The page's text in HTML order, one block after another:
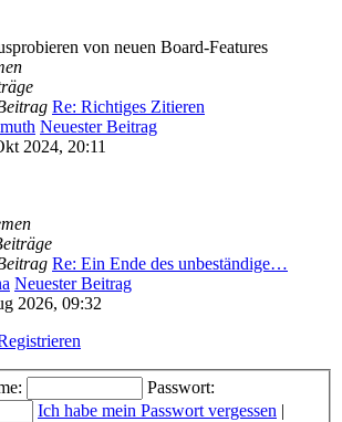
von neuen Board-Features
Re: Richtiges Zitieren
Neuester Beitrag
2024, 20:11
Re: Ein Ende des unbeständige…
Neuester Beitrag
2026, 09:32
Passwort:
Ich habe mein Passwort vergessen |